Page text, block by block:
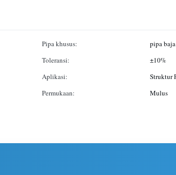
Pipa khusus:
pipa
Toleransi:
±10%
Aplikasi:
Struktur
Permukaan:
Mulus